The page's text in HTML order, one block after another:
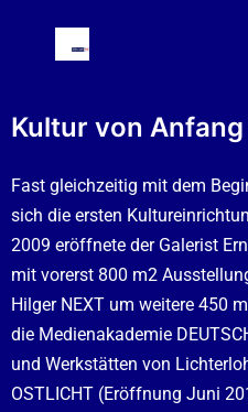
Kultur von Anfang
Fast gleichzeitig mit dem
sich die ersten
2009 eröffnete der Galerist
mit vorerst 800 m2
Hilger NEXT um weitere 450
die Medienakademie
und Werkstätten von
OSTLICHT (Eröffnung Juni